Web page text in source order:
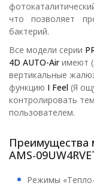
что позволяет
бактерий.
Все модели серии
4D AUTO-Airимеют
вертикальные
функцию I Feel (Я
контролировать
пользователем.
Преимущества
AMS-
Режимы